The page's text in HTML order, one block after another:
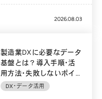
2026.08.03
製造業DXに必要なデータ
基盤とは？導入手順・活
用方法・失敗しないポイ
ントを解説
DX・データ活用